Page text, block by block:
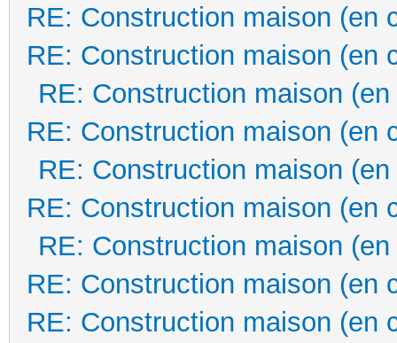
RE: Construction maison (en
RE: Construction maison (en
RE: Construction maison
RE: Construction maison (en
RE: Construction maison
RE: Construction maison (en
RE: Construction maison
RE: Construction maison (en
RE: Construction maison (en